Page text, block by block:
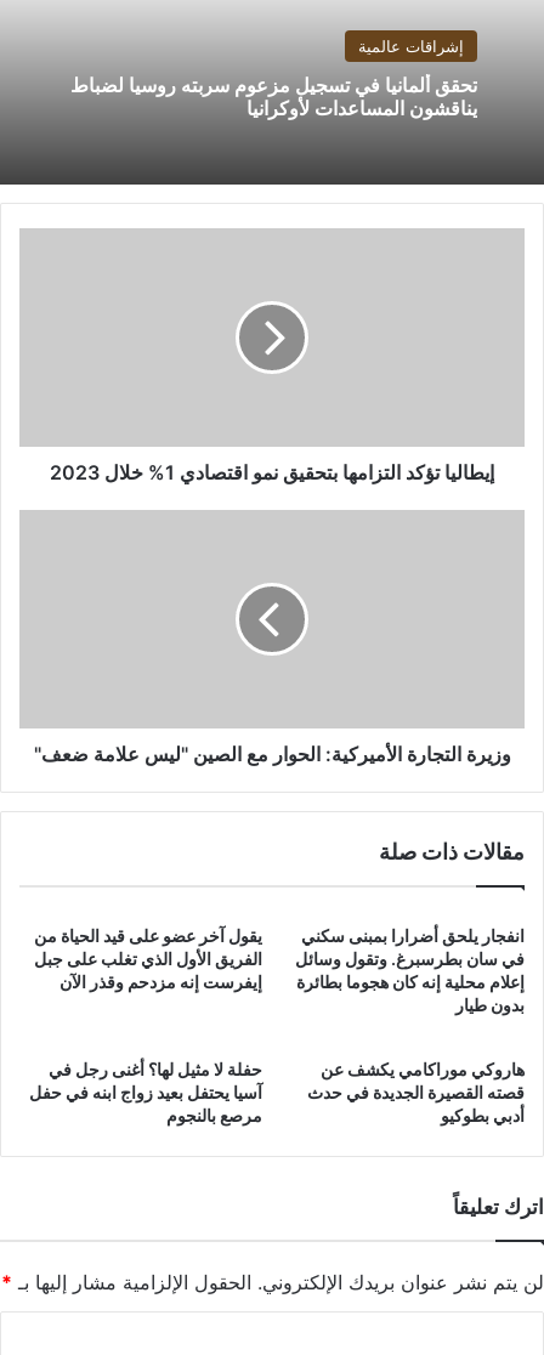
إشراقات عالمية
تحقق ألمانيا في تسجيل مزعوم سربته روسيا لضباط
يناقشون المساعدات لأوكرانيا
2023
إيطاليا تؤكد التزامها بتحقيق نمو اقتصادي 1% خلال 2023
ضعف"
وزيرة التجارة الأميركية: الحوار مع الصين "ليس علامة ضعف"
مقالات ذات صلة
انفجار يلحق أضرارا بمبنى سكني
في سان بطرسبرغ. وتقول وسائل
إعلام محلية إنه كان هجوما بطائرة
بدون طيار
يقول آخر عضو على قيد الحياة من
الفريق الأول الذي تغلب على جبل
إيفرست إنه مزدحم وقذر الآن
هاروكي موراكامي يكشف عن
قصته القصيرة الجديدة في حدث
أدبي بطوكيو
حفلة لا مثيل لها؟ أغنى رجل في
آسيا يحتفل بعيد زواج ابنه في حفل
مرصع بالنجوم
اترك تعليقاً
لن يتم نشر عنوان بريدك الإلكتروني. الحقول الإلزامية مشار إليها بـ *